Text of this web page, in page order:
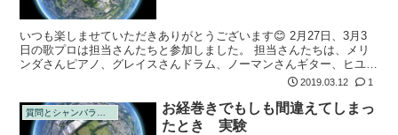
いつも楽しませていただきありがとうございます😊 2月27日、3月3
日の歌プロは担当さんたちと参加しました。 担当さんたちは、メリ
ンダさんピアノ、グレイスさんドラム、ノーマンさんギター、ヒユー
イさんベースでノリノリで演奏していました。 シャンバラの私はと
2019.03.12 1
お経巻きでもしも間違えてしまっ
たとき 実験